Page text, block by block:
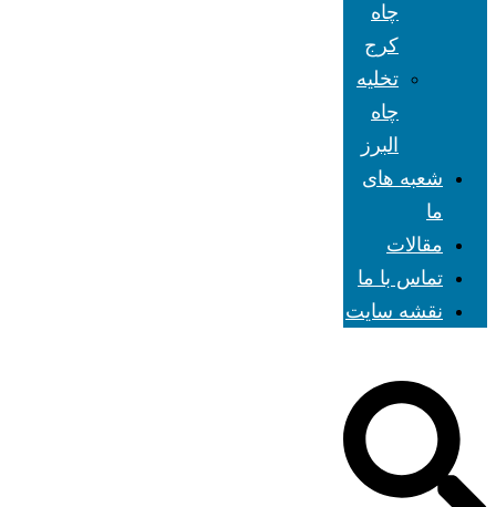
چاه
کرج
تخلیه
چاه
البرز
شعبه های
ما
مقالات
تماس با ما
نقشه سایت